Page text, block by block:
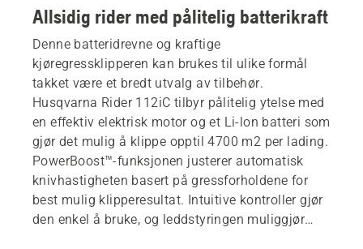
Allsidig rider med pålitelig batterikraft
Denne batteridrevne og kraftige
kjøregressklipperen kan brukes til ulike formål
takket være et bredt utvalg av tilbehør.
Husqvarna Rider 112iC tilbyr pålitelig ytelse med
en effektiv elektrisk motor og et Li-lon batteri som
gjør det mulig å klippe opptil 4700 m2 per lading.
PowerBoost™-funksjonen justerer automatisk
knivhastigheten basert på gressforholdene for
best mulig klipperesultat. Intuitive kontroller gjør
den enkel å bruke, og leddstyringen muliggjør